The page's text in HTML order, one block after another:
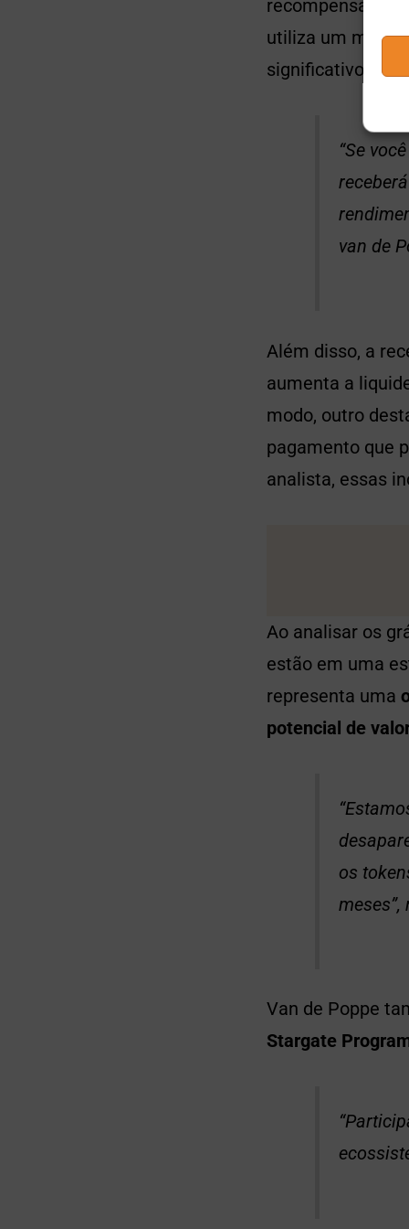
recompensar os
utiliza um
significativos.
“Se
receberá
van de
Além disso, a
aumenta a
modo, outro
pagamento que
analista, essas
Ao analisar os
estão em uma
representa uma
potencial de
os
meses”,
Van de Poppe
Stargate